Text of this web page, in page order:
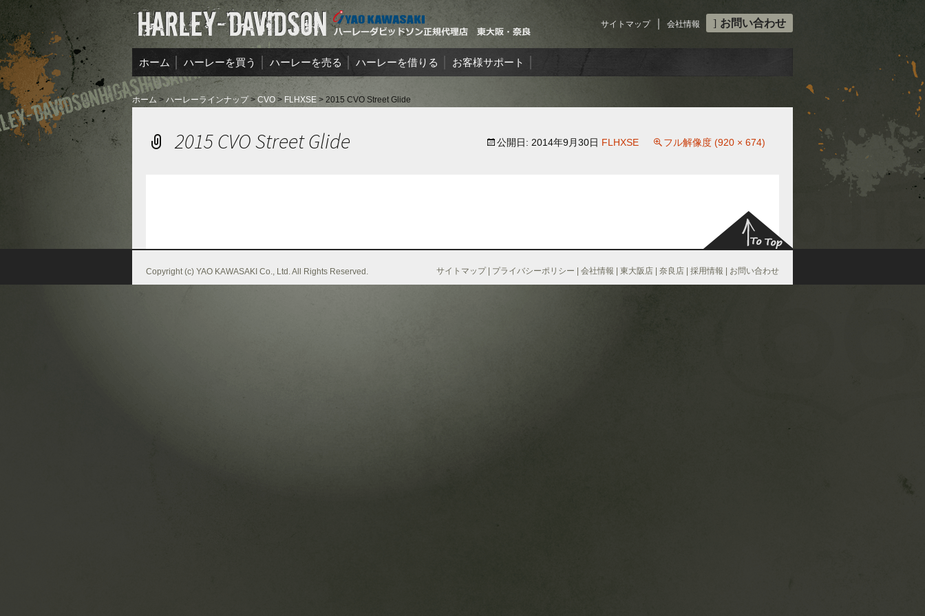
サイトマップ｜ 会社情報 お問い合わせ
コンテンツへ移動
ホーム ハーレーを買う ハーレーを売る
買取実績
ハーレーを借りる お客様サポート
ホーム > ハーレーラインナップ> CVO > FLHXSE > 2015 CVO Street Glide
2015 CVO Street Glide 公開日: 2014年9月30日 FLHXSE フル解像度 (920 × 674)
サイトマップ| プライバシーポリシー 会社情報 東大阪店 奈良店 採用情報 お問い合わせ
Copyright (c) YAO KAWASAKI Co., Ltd. All Rights Reserved.